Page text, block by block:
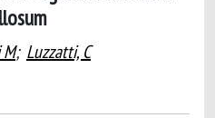
; Luzzatti, C